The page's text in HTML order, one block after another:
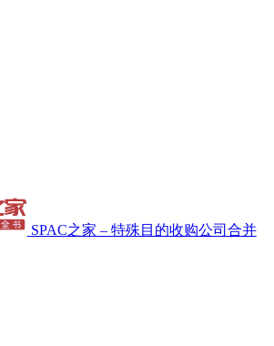
SPAC之家 – 特殊目的收购公司合并